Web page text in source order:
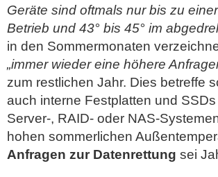
Geräte sind oftmals nur bis zu
Betrieb und 43° bis 45° im
in den Sommermonaten
„immer wieder eine höhere
zum restlichen Jahr. Dies betreffe
auch interne Festplatten und
Server-, RAID- oder NAS-
hohen sommerlichen
Anfragen zur Datenrettung sei